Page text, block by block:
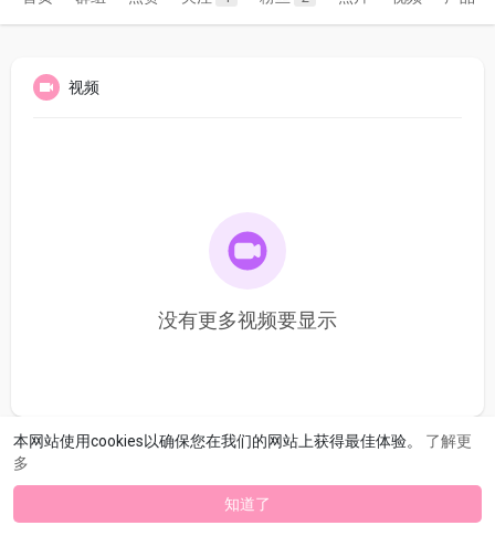
本网站使用cookies以确保您在我们的网站上获得最佳体验。 了解更
多
知道了
视频
没有更多视频要显示